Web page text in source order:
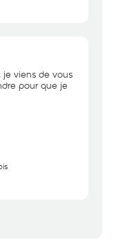
je viens de vous
pour que je